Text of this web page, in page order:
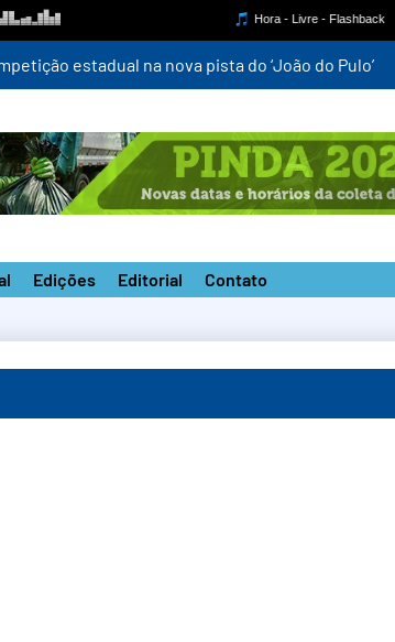
estadual na nova pista do ‘João do Pulo’
Edições Editorial Contato